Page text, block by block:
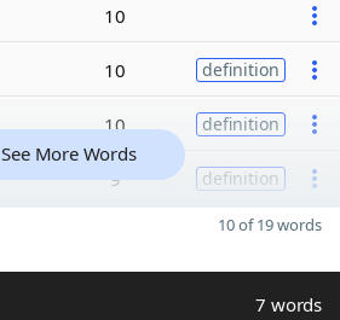
10
10 definition
10 definition
9 definition
See More Words
10 of 19 words
7 words